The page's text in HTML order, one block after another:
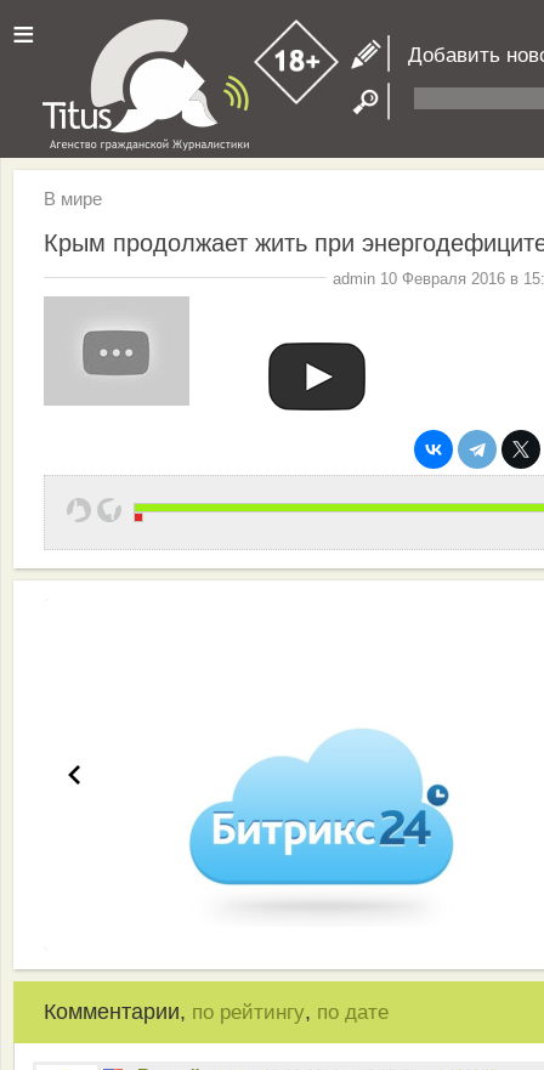
≡ Добавить
В мире
Крым продолжает жить при
admin 10 Февраля 2016 в
Комментарии, по рейтингу, по дате